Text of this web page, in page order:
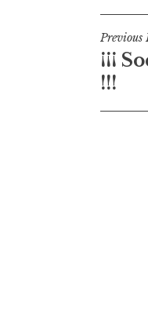
N
a
Previous
¡¡¡
!!!